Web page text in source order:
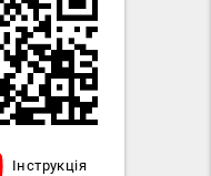
Інструкція